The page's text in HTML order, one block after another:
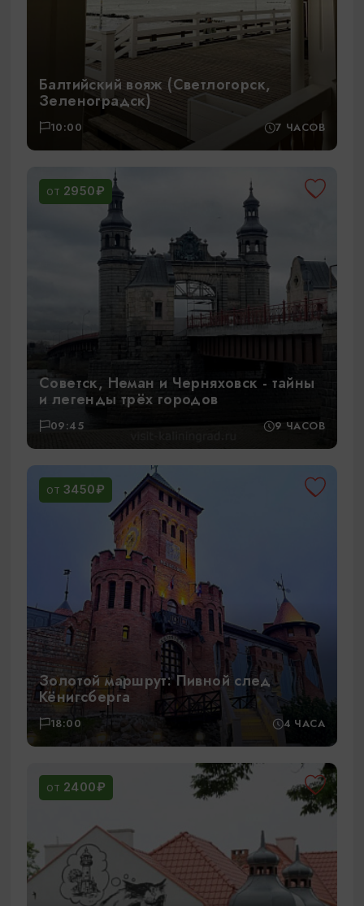
Балтийский вояж (Светлогорск,
Зеленоградск)
10:00 7 ЧАСОВ
ОТ 2950₽
Советск, Неман и Черняховск - тайны
и легенды трёх городов
09:45 9 ЧАСОВ
ОТ 3450₽
Золотой маршрут: Пивной след
Кёнигсберга
18:00 4 ЧАСА
ОТ 2400₽